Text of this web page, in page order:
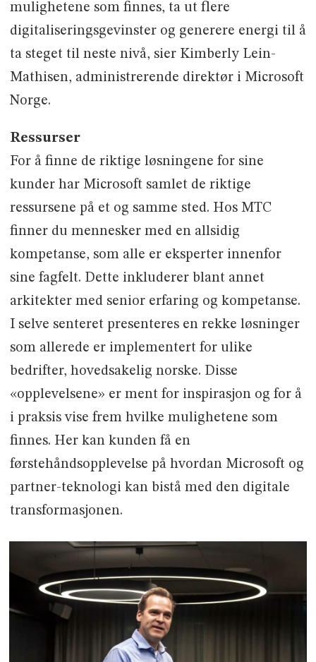
mulighetene som finnes, ta ut flere
digitaliseringsgevinster og generere energi til å
ta steget til neste nivå, sier Kimberly Lein-
Mathisen, administrerende direktør i Microsoft
Norge.
Ressurser
For å finne de riktige løsningene for sine
kunder har Microsoft samlet de riktige
ressursene på et og samme sted. Hos MTC
finner du mennesker med en allsidig
kompetanse, som alle er eksperter innenfor
sine fagfelt. Dette inkluderer blant annet
arkitekter med senior erfaring og kompetanse.
I selve senteret presenteres en rekke løsninger
som allerede er implementert for ulike
bedrifter, hovedsakelig norske. Disse
«opplevelsene» er ment for inspirasjon og for å
i praksis vise frem hvilke mulighetene som
finnes. Her kan kunden få en
førstehåndsopplevelse på hvordan Microsoft og
partner-teknologi kan bistå med den digitale
transformasjonen.